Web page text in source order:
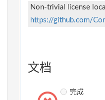
Non-trivial license
https://github.com/
文档
完成